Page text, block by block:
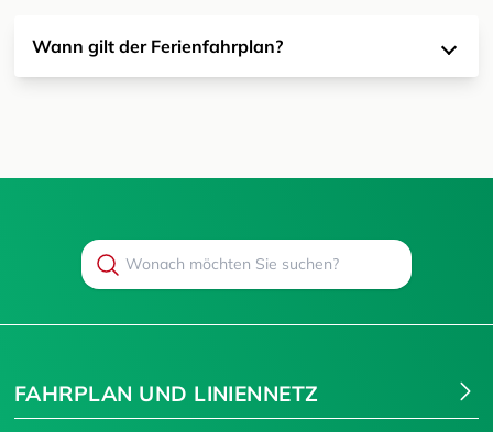
Wann gilt der Ferienfahrplan?
Search
FAHRPLAN UND LINIENNETZ